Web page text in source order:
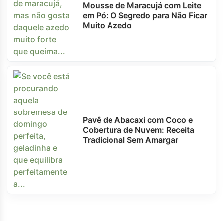
Mousse de Maracujá com Leite
em Pó: O Segredo para Não Ficar
Muito Azedo
Pavê de Abacaxi com Coco e
Cobertura de Nuvem: Receita
Tradicional Sem Amargar